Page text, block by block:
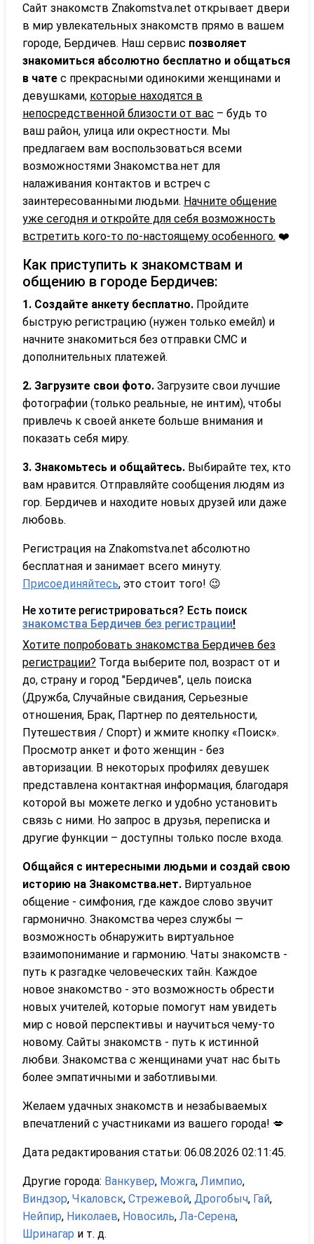
Сайт знакомств Znakomstva.net открывает двери
в мир увлекательных знакомств прямо в вашем
городе, Бердичев. Наш сервис позволяет
знакомиться абсолютно бесплатно и общаться
в чате с прекрасными одинокими женщинами и
девушками, которые находятся в
непосредственной близости от вас – будь то
ваш район, улица или окрестности. Мы
предлагаем вам воспользоваться всеми
возможностями Знакомства.нет для
налаживания контактов и встреч с
заинтересованными людьми. Начните общение
уже сегодня и откройте для себя возможность
встретить кого-то по-настоящему особенного. ❤️
Как приступить к знакомствам и
общению в городе Бердичев:
1. Создайте анкету бесплатно. Пройдите
быструю регистрацию (нужен только емейл) и
начните знакомиться без отправки СМС и
дополнительных платежей.
2. Загрузите свои фото. Загрузите свои лучшие
фотографии (только реальные, не интим), чтобы
привлечь к своей анкете больше внимания и
показать себя миру.
3. Знакомьтесь и общайтесь. Выбирайте тех, кто
вам нравится. Отправляйте сообщения людям из
гор. Бердичев и находите новых друзей или даже
любовь.
Регистрация на Znakomstva.net абсолютно
бесплатная и занимает всего минуту.
Присоединяйтесь, это стоит того! 😉
Не хотите регистрироваться? Есть поиск
знакомства Бердичев без регистрации!
Хотите попробовать знакомства Бердичев без
регистрации? Тогда выберите пол, возраст от и
до, страну и город "Бердичев", цель поиска
(Дружба, Случайные свидания, Серьезные
отношения, Брак, Партнер по деятельности,
Путешествия / Спорт) и жмите кнопку «Поиск».
Просмотр анкет и фото женщин - без
авторизации. В некоторых профилях девушек
представлена контактная информация, благодаря
которой вы можете легко и удобно установить
связь с ними. Но запрос в друзья, переписка и
другие функции – доступны только после входа.
Общайся с интересными людьми и создай свою
историю на Знакомства.нет. Виртуальное
общение - симфония, где каждое слово звучит
гармонично. Знакомства через службы —
возможность обнаружить виртуальное
взаимопонимание и гармонию. Чаты знакомств -
путь к разгадке человеческих тайн. Каждое
новое знакомство - это возможность обрести
новых учителей, которые помогут нам увидеть
мир с новой перспективы и научиться чему-то
новому. Сайты знакомств - путь к истинной
любви. Знакомства с женщинами учат нас быть
более эмпатичными и заботливыми.
Желаем удачных знакомств и незабываемых
впечатлений с участниками из вашего города! 💋
Дата редактирования статьи: 06.08.2026 02:11:45.
Другие города: Ванкувер, Можга, Лимпио,
Виндзор, Чкаловск, Стрежевой, Дрогобыч, Гай,
Нейпир, Николаев, Новосиль, Ла-Серена,
Шринагар и т. д.